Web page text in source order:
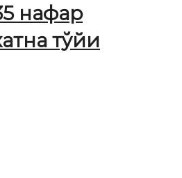
нафар
тўйи